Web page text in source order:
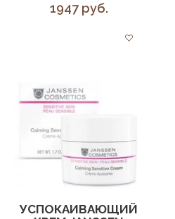
1947 руб.
УСПОКАИВАЮЩИЙ